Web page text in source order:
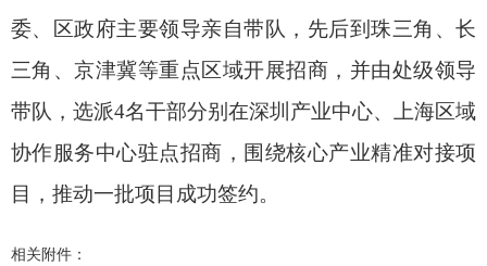
委、区政府主要领导亲自带队，先后到珠三角、长
三角、京津冀等重点区域开展招商，并由处级领导
带队，选派4名干部分别在深圳产业中心、上海区域
协作服务中心驻点招商，围绕核心产业精准对接项
目，推动一批项目成功签约。
相关附件：